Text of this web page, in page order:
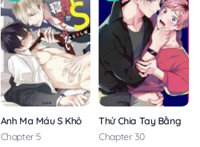
Anh Ma Máu S Không Cho Tôi Ngủ Yên
Chapter 5
Thử Chia Tay Bằng
Chapter 30